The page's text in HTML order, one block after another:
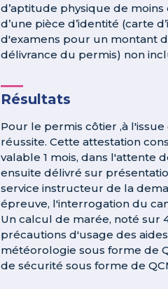
d’aptitude physique de
d’une pièce d’identité (carte
d'examens pour un montant
délivrance du permis) non
Résultats
Pour le permis côtier ,à
réussite. Cette attestation
valable 1 mois, dans l'attente
ensuite délivré sur
service instructeur de la
épreuve, l'interrogation du
Un calcul de marée, noté sur
précautions d'usage des
météorologie sous forme de
de sécurité sous forme de